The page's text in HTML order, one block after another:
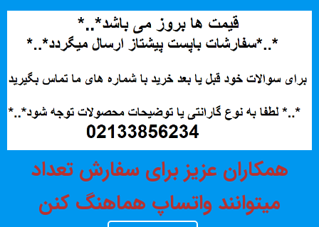
همکاران عزیز برای سفارش تعداد
میتوانند واتساپ هماهنگ کنن